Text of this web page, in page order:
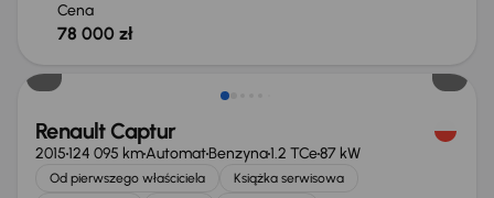
Cena
78 000 zł
Renault Captur
2015124 095 kmAutomatBenzyna1.2 TCe87 kW
Od pierwszego właściciela
Książka serwisowa